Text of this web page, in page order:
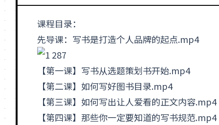
课程目录：
先导课：写书是打造个人品牌的起点.mp4
【第一课】写书从选题策划书开始.mp4
【第二课】如何写好图书目录.mp4
【第三课】如何写出让人爱看的正文内容.mp4
【第四课】那些你一定要知道的写书规范.mp4